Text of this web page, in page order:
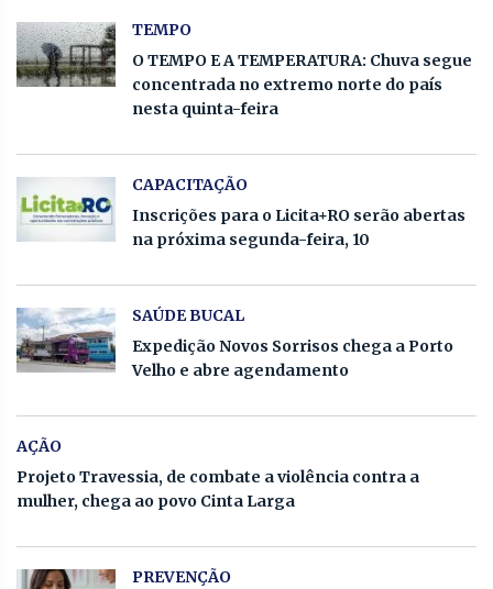
TEMPO
O TEMPO E A TEMPERATURA: Chuva segue
concentrada no extremo norte do país
nesta quinta-feira
CAPACITAÇÃO
Inscrições para o Licita+RO serão abertas
na próxima segunda-feira, 10
SAÚDE BUCAL
Expedição Novos Sorrisos chega a Porto
Velho e abre agendamento
AÇÃO
Projeto Travessia, de combate a violência contra a
mulher, chega ao povo Cinta Larga
PREVENÇÃO